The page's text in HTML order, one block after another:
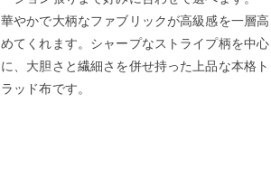
華やかで大柄なファブリックが高級感を一層高
めてくれます。シャープなストライプ柄を中心
に、大胆さと繊細さを併せ持った上品な本格ト
ラッド布です。